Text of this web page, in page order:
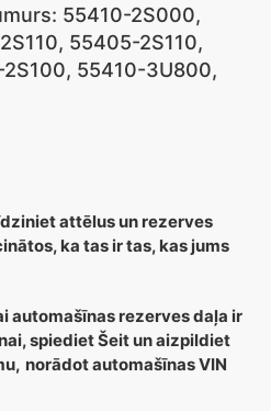
55410-2S000,
55405-2S110,
55410-3U800,
attēlus un rezerves
ka tas ir tas, kas jums
automašīnas rezerves daļa ir
spiediet Šeit un aizpildiet
norādot automašīnas VIN